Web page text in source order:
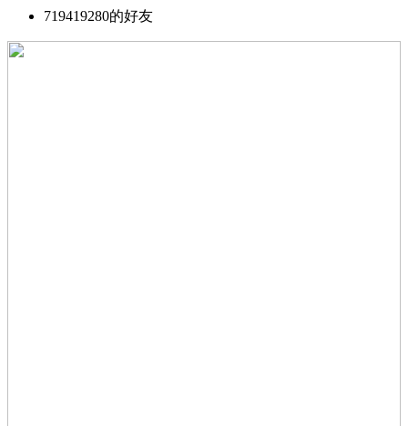
719419280的好友